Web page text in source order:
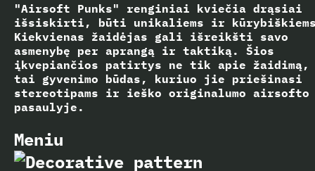
"Airsoft Punks" renginiai kviečia drąsiai
išsiskirti, būti unikaliems ir
Kiekvienas žaidėjas gali išreikšti savo
asmenybę per aprangą ir taktiką. Šios
įkvepiančios patirtys ne tik apie žaidimą,
tai gyvenimo būdas, kuriuo jie priešinasi
stereotipams ir ieško originalumo airsofto
pasaulyje.
Meniu